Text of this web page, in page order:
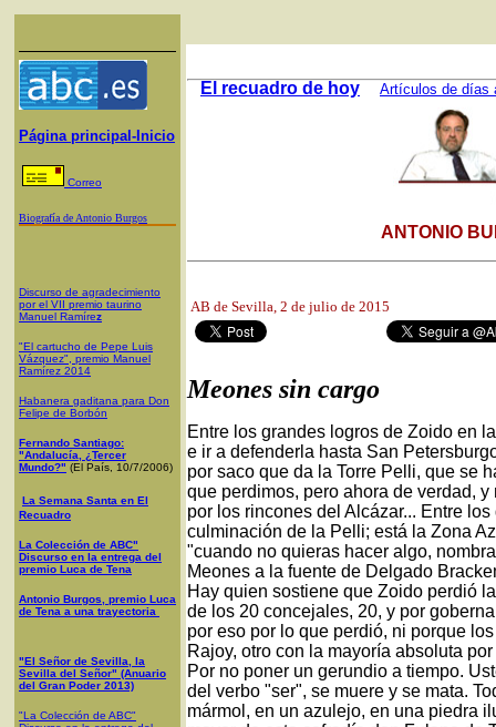
Página principal-Inicio
Correo
Biografía de Antonio Burgos
Discurso de agradecimiento
por el VII premio taurino
Manuel Ramírez
"El cartucho de Pepe Luis
Vázquez", premio Manuel
Ramírez 2014
Habanera gaditana para Don
Felipe de Borbón
Fernando Santiago:
"Andalucía, ¿Tercer
Mundo?" (El País, 10/7/2006)
La Semana Santa en El
Recuadro
La Colección de ABC"
Discurso en la entrega del
premio Luca de Tena
Antonio Burgos, premio Luca
de Tena a una trayectoria
"El Señor de Sevilla, la
Sevilla del Señor" (Anuario
del Gran Poder 2013)
"La Colección de ABC"
El recuadro de hoy Artículos de días
ANTONIO
AB de Sevilla, 2 de julio de 2015
Meones sin cargo
Entre los grandes logros de Zoido en
e ir a defenderla hasta San
por saco que da la Torre Pelli, que se
que perdimos, pero ahora de verdad,
por los rincones del Alcázar... Entre
culminación de la Pelli; está la Zona
"cuando no quieras hacer algo,
Meones a la fuente de Delgado
Hay quien sostiene que Zoido perdió
de los 20 concejales, 20, y por
por eso por lo que perdió, ni porque
Rajoy, otro con la mayoría absoluta
Por no poner un gerundio a tiempo.
del verbo "ser", se muere y se mata.
mármol, en un azulejo, en una piedra